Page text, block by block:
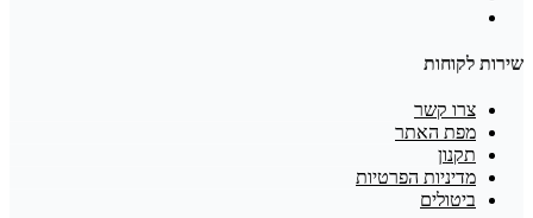
שירות לקוחות
צרו קשר
מפת האתר
תקנון
מדיניות הפרטיות
ביטולים